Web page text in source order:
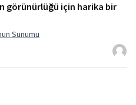
görünürlüğü için harika bir
Sunumu